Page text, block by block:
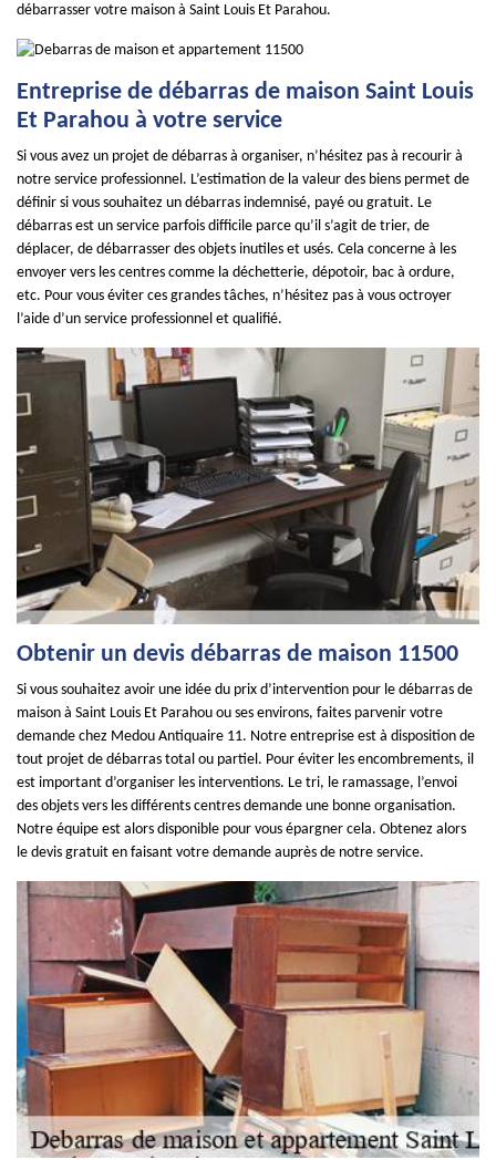
débarrasser votre maison à Saint Louis Et Parahou.
Entreprise de débarras de maison Saint Louis
Et Parahou à votre service
Si vous avez un projet de débarras à organiser, n’hésitez pas à recourir à
notre service professionnel. L’estimation de la valeur des biens permet de
définir si vous souhaitez un débarras indemnisé, payé ou gratuit. Le
débarras est un service parfois difficile parce qu’il s’agit de trier, de
déplacer, de débarrasser des objets inutiles et usés. Cela concerne à les
envoyer vers les centres comme la déchetterie, dépotoir, bac à ordure,
etc. Pour vous éviter ces grandes tâches, n’hésitez pas à vous octroyer
l’aide d’un service professionnel et qualifié.
Obtenir un devis débarras de maison 11500
Si vous souhaitez avoir une idée du prix d’intervention pour le débarras de
maison à Saint Louis Et Parahou ou ses environs, faites parvenir votre
demande chez Medou Antiquaire 11. Notre entreprise est à disposition de
tout projet de débarras total ou partiel. Pour éviter les encombrements, il
est important d’organiser les interventions. Le tri, le ramassage, l’envoi
des objets vers les différents centres demande une bonne organisation.
Notre équipe est alors disponible pour vous épargner cela. Obtenez alors
le devis gratuit en faisant votre demande auprès de notre service.